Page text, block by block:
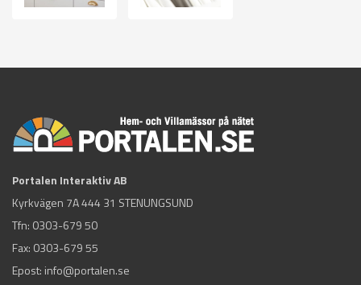
Portalen Interaktiv AB
Kyrkvägen 7A 444 31 STENUNGSUND
Tfn: 0303-679 50
Fax: 0303-679 55
Epost: info@portalen.se